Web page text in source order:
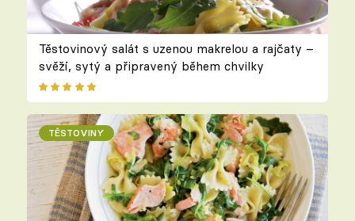
Těstovinový salát s uzenou makrelou a rajčaty –
svěží, sytý a připravený během chvilky
TĚSTOVINY